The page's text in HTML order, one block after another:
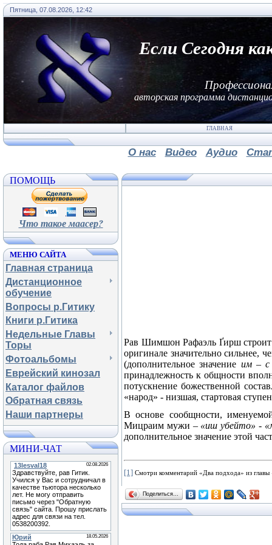
Пятница, 07.08.2026, 12:42
Если Сегодня
авторская программа
ГЛАВНАЯ
О нас Видео Аудио
ПОМОЩЬ
Что такое маасер?
МЕНЮ САЙТА
Главная страница
Дистанционное
обучение
Вопросы р.Гитику
Книги р.Гитика
Недельные Главы
Торы
Фотоальбомы
Еврейский кинозал
Каталог файлов
Обратная связь
Наши партнеры
МИНИ-ЧАТ
Рав Шимшон Рафаэль Ґирш
оригинале значительно сильнее,
(дополнительное значение им –
принадлежность к общности
потускнение божественной
«народ» - низшая, стартовая
В основе сообщности,
Мицраим мужи – «иш убейто» -
дополнительное значение этой
[1] Смотри комментарий «Два подхода» из
Поделиться…